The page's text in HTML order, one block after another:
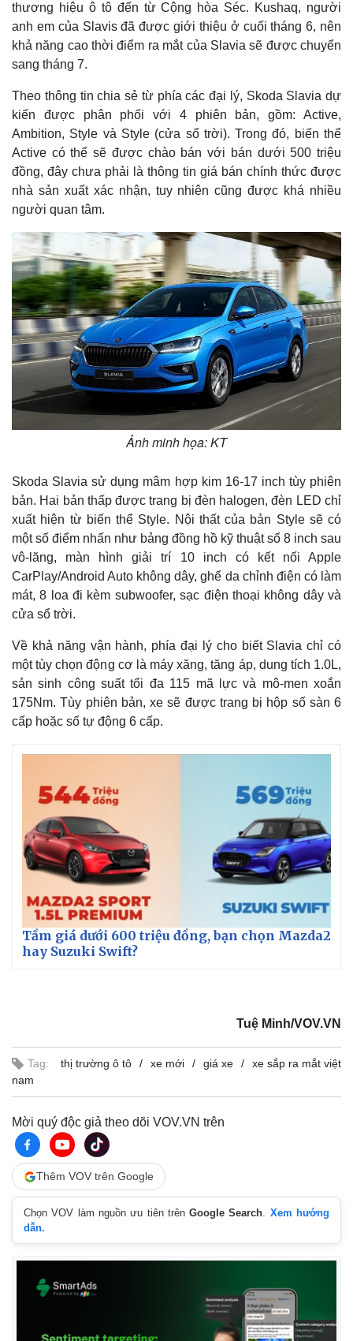
Thể thao
Bóng đá
Lịch thi đấu bóng đá
Thế giới thể thao
eSports
Hậu trường
Ô tô - Xe máy
Ô tô
Xe máy
Tư vấn
thương hiệu ô tô đến từ Cộng hòa Séc. Kushaq, người
anh em của Slavis đã được giới thiệu ở cuối tháng 6, nên
khả năng cao thời điểm ra mắt của Slavia sẽ được chuyển
sang tháng 7.
Theo thông tin chia sẻ từ phía các đại lý, Skoda Slavia dự
kiến được phân phối với 4 phiên bản, gồm: Active,
Ambition, Style và Style (cửa sổ trời). Trong đó, biến thể
Active có thể sẽ được chào bán với bán dưới 500 triệu
đồng, đây chưa phải là thông tin giá bán chính thức được
nhà sản xuất xác nhận, tuy nhiên cũng được khá nhiều
người quan tâm.
Ảnh minh họa: KT
Skoda Slavia sử dụng mâm hợp kim 16-17 inch tùy phiên
bản. Hai bản thấp được trang bị đèn halogen, đèn LED chỉ
xuất hiện từ biến thể Style. Nội thất của bản Style sẽ có
một số điểm nhấn như bảng đồng hồ kỹ thuật số 8 inch sau
vô-lăng, màn hình giải trí 10 inch có kết nối Apple
CarPlay/Android Auto không dây, ghế da chỉnh điện có làm
mát, 8 loa đi kèm subwoofer, sạc điện thoại không dây và
cửa sổ trời.
Về khả năng vận hành, phía đại lý cho biết Slavia chỉ có
một tùy chọn động cơ là máy xăng, tăng áp, dung tích 1.0L,
sản sinh công suất tối đa 115 mã lực và mô-men xoắn
175Nm. Tùy phiên bản, xe sẽ được trang bị hộp số sàn 6
cấp hoặc số tự động 6 cấp.
Tầm giá dưới 600 triệu đồng, bạn chọn Mazda2
hay Suzuki Swift?
Tuệ Minh/VOV.VN
Tag: thị trường ô tô xe mới giá xe
xe sắp ra mắt việt
nam
Mời quý độc giả theo dõi VOV.VN trên
Thêm VOV trên Google
Chọn VOV làm nguồn ưu tiên trênGoogle Search. Xem hướng
dẫn.